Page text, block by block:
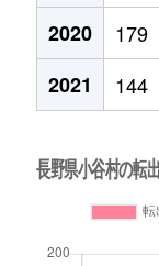
2020
179
2021
144